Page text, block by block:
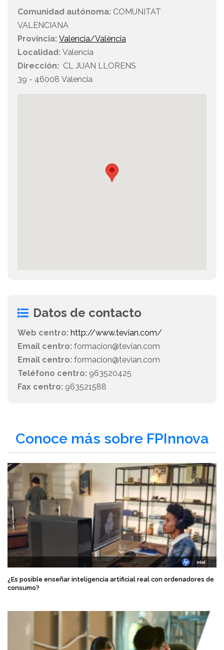
Comunidad autónoma: COMUNITAT
VALENCIANA
Provincia: Valencia/València
Localidad: Valencia
Dirección: CL JUAN LLORENS
39 - 46008 Valencia
Datos de contacto
Web centro: http://www.tevian.com/
Email centro: formacion@tevian.com
Email centro: formacion@tevian.com
Teléfono centro: 963520425
Fax centro: 963521588
Conoce más sobre FPInnova
¿Es posible enseñar inteligencia artificial real con ordenadores de
consumo?